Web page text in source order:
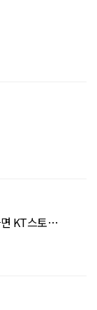
신속정확깔끔 발품뛰기 싫다면 KT스토어에서